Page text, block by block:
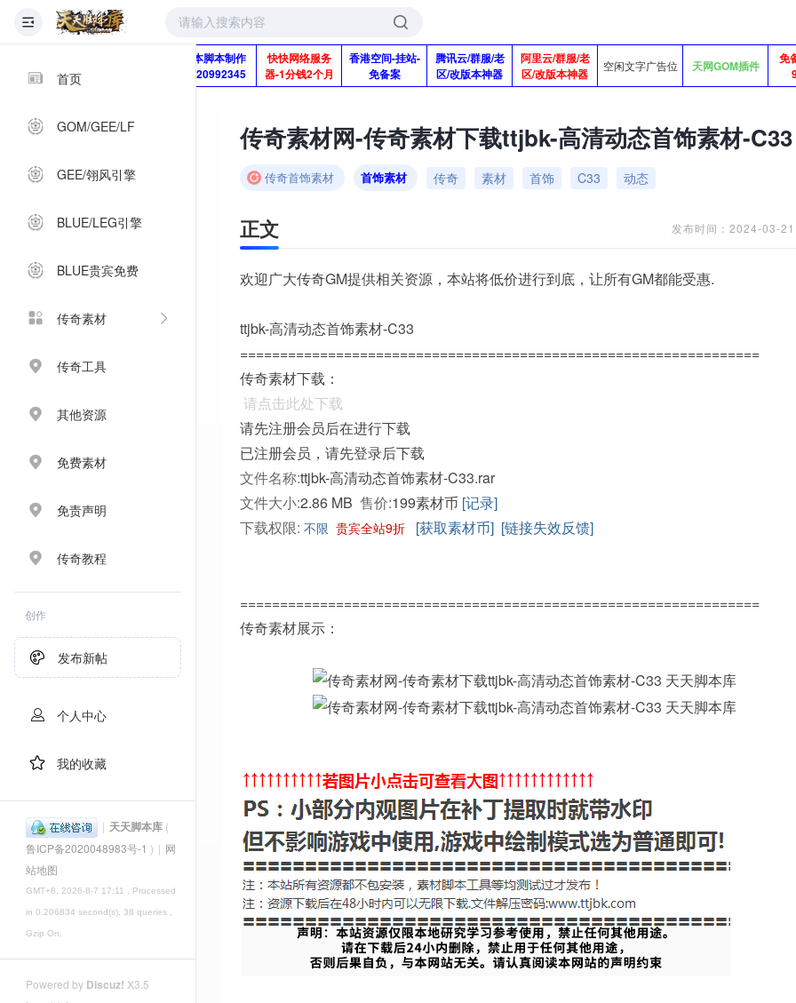
首页
GOM/GEE/LF
GEE/翎风引擎
BLUE/LEG引擎
BLUE贵宾免费
传奇素材
传奇工具
其他资源
免费素材
免责声明
传奇教程
创作
发布新帖
个人中心
我的收藏
| 天天脚本库 (
鲁ICP备2020048983号-1 ) | 网
站地图
GMT+8, 2026-8-7 17:11 , Processed
in 0.206834 second(s), 38 queries ,
Gzip On.
Powered by Discuz! X3.5
版本脚本制作
Q920992345
快快网络服务
器-1分钱2个月
香港空间-挂站-
免备案
腾讯云/群服/老
区/改版本神器
阿里云/群服/老
区/改版本神器
空闲文字广告位 天网GOM插件
免
传奇素材网-传奇素材下载ttjbk-高清动态首饰素材-C33
传奇首饰素材 首饰素材 传奇 素材 首饰 C33 动态
正文 发布时间：2024-03-21
欢迎广大传奇GM提供相关资源，本站将低价进行到底，让所有GM都能受惠.
ttjbk-高清动态首饰素材-C33
=================================================================
传奇素材下载：
请点击此处下载
请先注册会员后在进行下载
已注册会员，请先登录后下载
文件名称:ttjbk-高清动态首饰素材-C33.rar
文件大小:2.86 MB 售价:199素材币 [记录]
下载权限: 不限 贵宾全站9折 [获取素材币] [链接失效反馈]
=================================================================
传奇素材展示：